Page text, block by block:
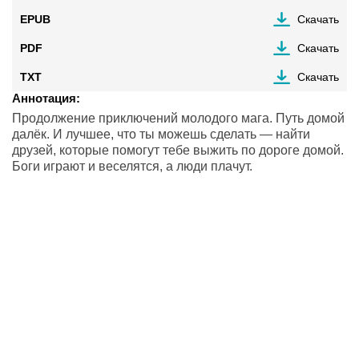
EPUB Скачать
PDF Скачать
TXT Скачать
Аннотация:
Продолжение приключений молодого мага. Путь домой
далёк. И лучшее, что ты можешь сделать — найти
друзей, которые помогут тебе выжить по дороге домой.
Боги играют и веселятся, а люди плачут.